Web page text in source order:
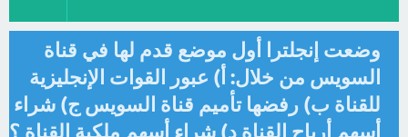
وضعت إنجلترا أول موضع قدم لها في قناة
السويس من خلال: أ) عبور القوات الإنجليزية
للقناة ب) رفضها تأميم قناة السويس ج) شراء
أسهم أرباح القناة د) شراء أسهم ملكية القناة ؟